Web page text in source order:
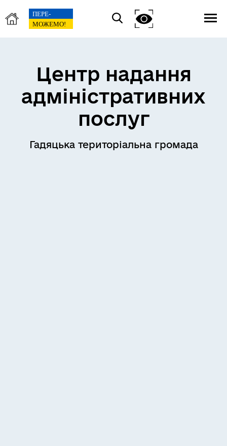
Центр надання
адміністративних
послуг
Гадяцька територіальна громада